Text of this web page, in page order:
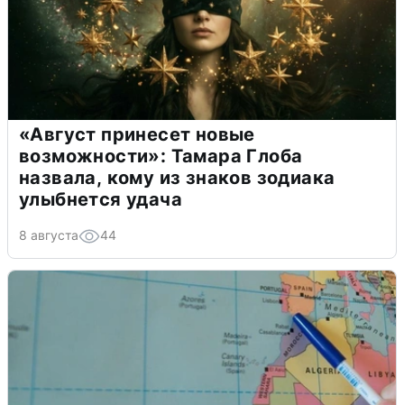
«Август принесет новые
возможности»: Тамара Глоба
назвала, кому из знаков зодиака
улыбнется удача
8 августа 44